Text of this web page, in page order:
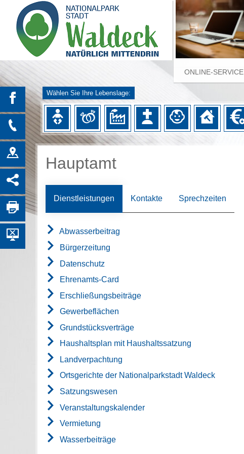
ONLINE-SERVICE
Wählen Sie Ihre Lebenslage:
Hauptamt
Dienstleistungen Kontakte Sprechzeiten
Abwasserbeitrag
Bürgerzeitung
Datenschutz
Ehrenamts-Card
Erschließungsbeiträge
Gewerbeflächen
Grundstücksverträge
Haushaltsplan mit Haushaltssatzung
Landverpachtung
Ortsgerichte der Nationalparkstadt Waldeck
Satzungswesen
Veranstaltungskalender
Vermietung
Wasserbeiträge